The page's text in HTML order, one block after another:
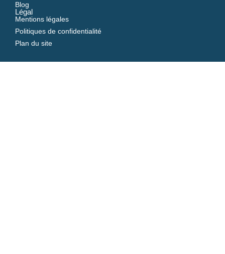
Blog
Légal
Mentions légales
Politiques de confidentialité
Plan du site